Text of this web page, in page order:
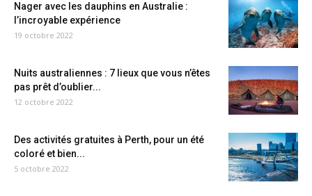
Nager avec les dauphins en Australie :
l’incroyable expérience
19 octobre 2022
Nuits australiennes : 7 lieux que vous n’êtes
pas prêt d’oublier...
12 octobre 2022
Des activités gratuites à Perth, pour un été
coloré et bien...
5 octobre 2022